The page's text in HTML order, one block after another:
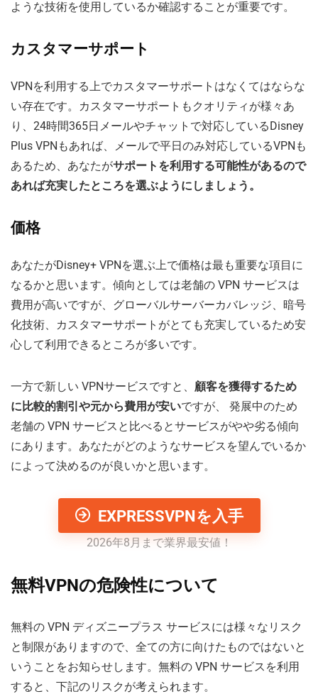
ような技術を使用しているか確認することが重要です。
カスタマーサポート
VPNを利用する上でカスタマーサポートはなくてはならな
い存在です。カスタマーサポートもクオリティが様々あ
り、24時間365日メールやチャットで対応しているDisney
Plus VPNもあれば、メールで平日のみ対応しているVPNも
あるため、あなたがサポートを利用する可能性があるので
あれば充実したところを選ぶようにしましょう。
価格
あなたがDisney+ VPNを選ぶ上で価格は最も重要な項目に
なるかと思います。傾向としては老舗の VPN サービスは
費用が高いですが、グローバルサーバーカバレッジ、暗号
化技術、カスタマーサポートがとても充実しているため安
心して利用できるところが多いです。
一方で新しい VPNサービスですと、 顧客を獲得するため
に比較的割引や元から費用が安いですが、 発展中のため
老舗の VPN サービスと比べるとサービスがやや劣る傾向
にあります。あなたがどのようなサービスを望んでいるか
によって決めるのが良いかと思います。
EXPRESSVPNを入手
2026年8月まで業界最安値！
無料VPNの危険性について
無料の VPN ディズニープラス サービスには様々なリスク
と制限がありますので、全ての方に向けたものではないと
いうことをお知らせします。無料の VPN サービスを利用
すると、下記のリスクが考えられます。